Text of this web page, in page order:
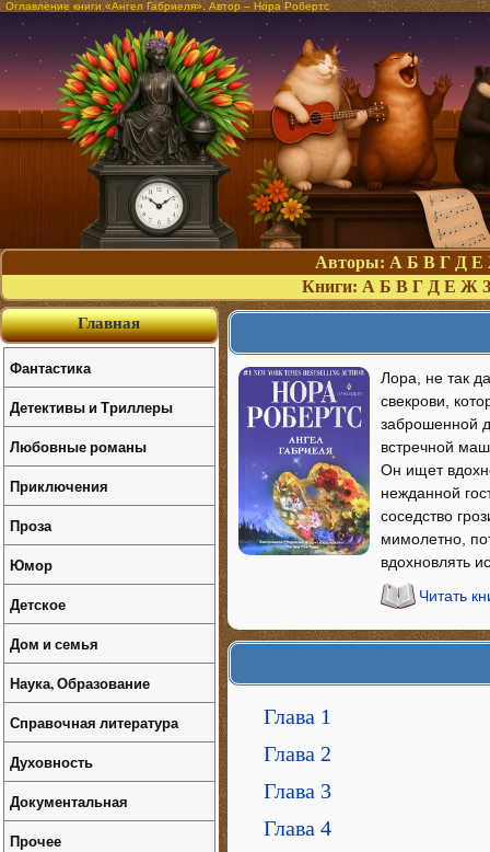
Оглавление книги «Ангел Габриеля». Автор – Нора Робертс
Авторы: А Б В Г Д Е
Книги: А Б В Г Д Е Ж З
Лора, не так
свекрови,
заброшенной
встречной
Он ищет
нежданной
соседство
мимолетно,
вдохновлять
Читать
Глава 1
Глава 2
Глава 3
Глава 4
Главная
Фантастика
Детективы и Триллеры
Любовные романы
Приключения
Проза
Юмор
Детское
Дом и семья
Наука, Образование
Справочная литература
Духовность
Документальная
Прочее